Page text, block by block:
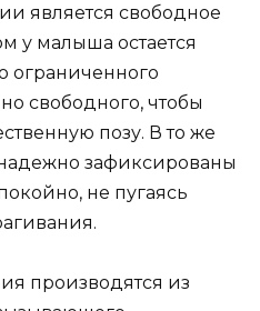
является свободное
у малыша остается
ограниченного
свободного, чтобы
позу. В то же
зафиксированы
не пугаясь
производятся из